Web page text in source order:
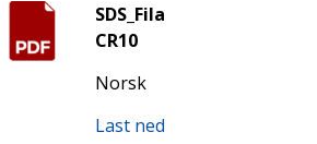
SDS_Fila
CR10
Norsk
Last ned